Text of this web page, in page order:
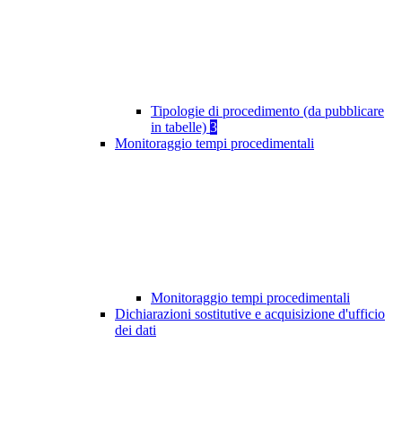
Tipologie di procedimento (da pubblicare
in tabelle) 3
Monitoraggio tempi procedimentali
Monitoraggio tempi procedimentali
Dichiarazioni sostitutive e acquisizione d'ufficio
dei dati